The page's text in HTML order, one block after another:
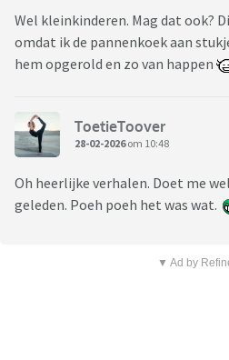
Wel kleinkinderen. Mag dat ook?
omdat ik de pannenkoek aan
hem opgerold en zo van happen
ToetieToover
28-02-2026om 10:48
Oh heerlijke verhalen. Doet me
geleden. Poeh poeh het was wat.
▼ Ad by